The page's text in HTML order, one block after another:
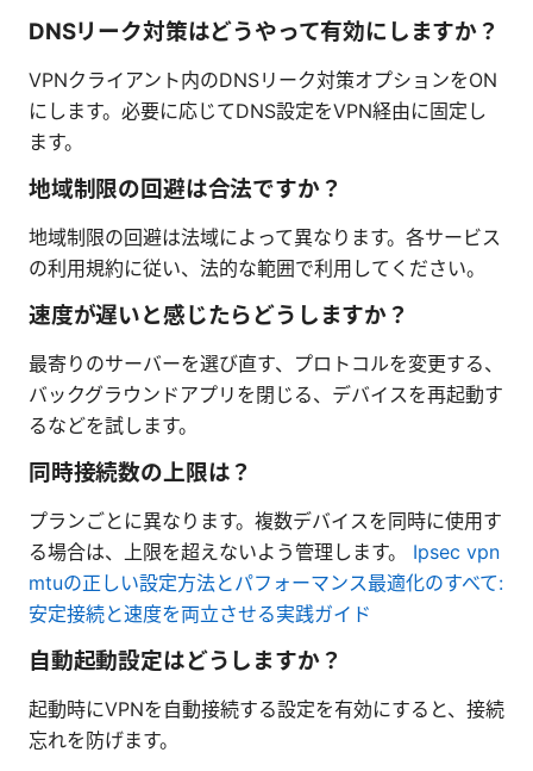
DNSリーク対策はどうやって有効にしますか？
VPNクライアント内のDNSリーク対策オプションをON
にします。必要に応じてDNS設定をVPN経由に固定し
ます。
地域制限の回避は合法ですか？
地域制限の回避は法域によって異なります。各サービス
の利用規約に従い、法的な範囲で利用してください。
速度が遅いと感じたらどうしますか？
最寄りのサーバーを選び直す、プロトコルを変更する、
バックグラウンドアプリを閉じる、デバイスを再起動す
るなどを試します。
同時接続数の上限は？
プランごとに異なります。複数デバイスを同時に使用す
る場合は、上限を超えないよう管理します。 Ipsec vpn
mtuの正しい設定方法とパフォーマンス最適化のすべて:
安定接続と速度を両立させる実践ガイド
自動起動設定はどうしますか？
起動時にVPNを自動接続する設定を有効にすると、接続
忘れを防げます。